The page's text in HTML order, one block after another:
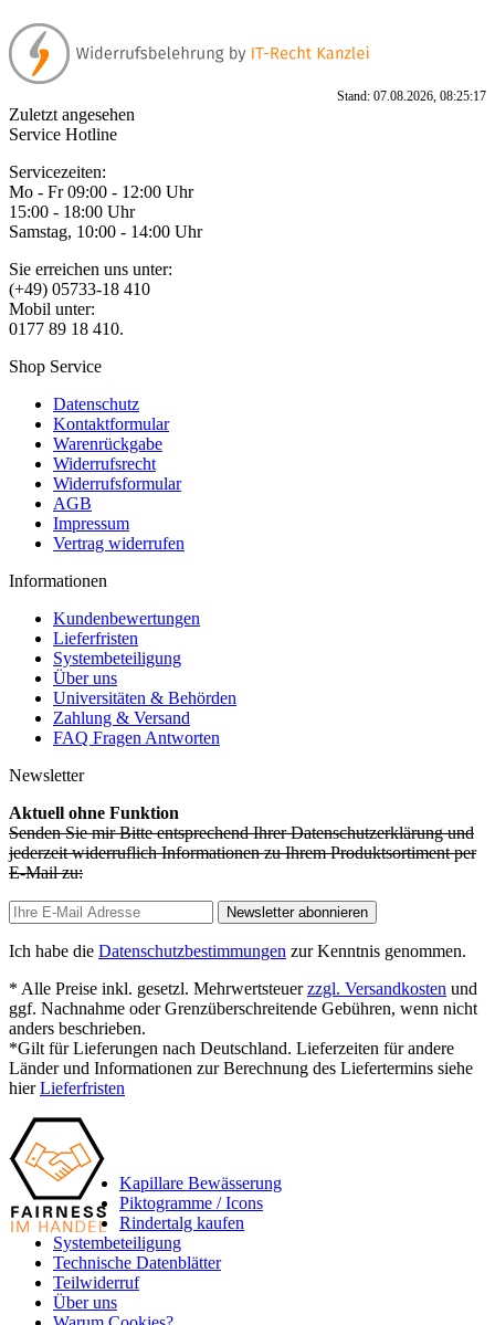
Stand: 07.08.2026, 08:25:17
Zuletzt angesehen
Service Hotline
Servicezeiten:
Mo - Fr 09:00 - 12:00 Uhr
15:00 - 18:00 Uhr
Samstag, 10:00 - 14:00 Uhr
Sie erreichen uns unter:
(+49) 05733-18 410
Mobil unter:
0177 89 18 410.
Shop Service
Datenschutz
Kontaktformular
Warenrückgabe
Widerrufsrecht
Widerrufsformular
AGB
Impressum
Vertrag widerrufen
Informationen
Kundenbewertungen
Lieferfristen
Systembeteiligung
Über uns
Universitäten & Behörden
Zahlung & Versand
FAQ Fragen Antworten
Newsletter
Aktuell ohne Funktion
Senden Sie mir Bitte entsprechend Ihrer Datenschutzerklärung und
jederzeit widerruflich Informationen zu Ihrem Produktsortiment per
E-Mail zu:
Newsletter abonnieren
Ich habe die Datenschutzbestimmungen zur Kenntnis genommen.
* Alle Preise inkl. gesetzl. Mehrwertsteuerzzgl. Versandkosten und
ggf. Nachnahme oder Grenzüberschreitende Gebühren, wenn nicht
anders beschrieben.
*Gilt für Lieferungen nach Deutschland. Lieferzeiten für andere
Länder und Informationen zur Berechnung des Liefertermins siehe
hierLieferfristen
Kapillare Bewässerung
Piktogramme / Icons
Rindertalg kaufen
Systembeteiligung
Technische Datenblätter
Teilwiderruf
Über uns